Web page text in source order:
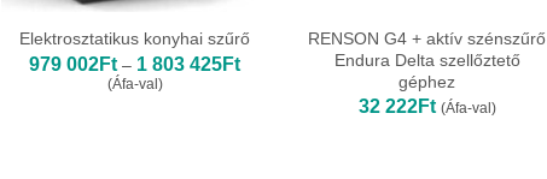
Elektrosztatikus konyhai szűrő
979 002Ft – 1 803 425FtÁrtartomány:
(Áfa-val)
RENSON G4 + aktív szénszűrő
Endura Delta szellőztető
géphez
32 222Ft (Áfa-val)